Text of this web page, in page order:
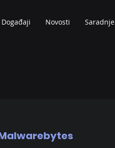
Događaji Novosti Saradnje